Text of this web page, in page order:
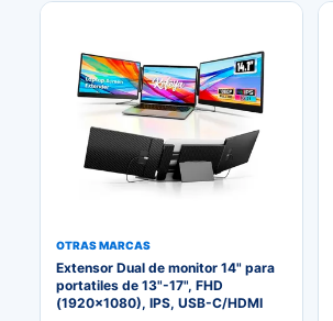
OTRAS MARCAS
Extensor Dual de monitor 14" para
portatiles de 13"-17", FHD
(1920x1080), IPS, USB-C/HDMI